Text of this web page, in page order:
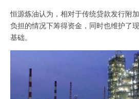
恒源炼油认为，相对于传统贷款发行附
负担的情况下筹得资金，同时也维护了
基础。